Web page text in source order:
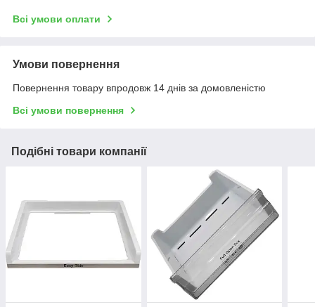
Всі умови оплати
Умови повернення
Повернення товару впродовж 14 днів за домовленістю
Всі умови повернення
Подібні товари компанії